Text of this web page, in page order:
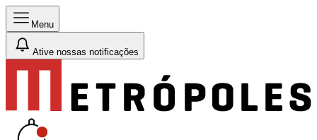
Menu
Ative nossas notificações